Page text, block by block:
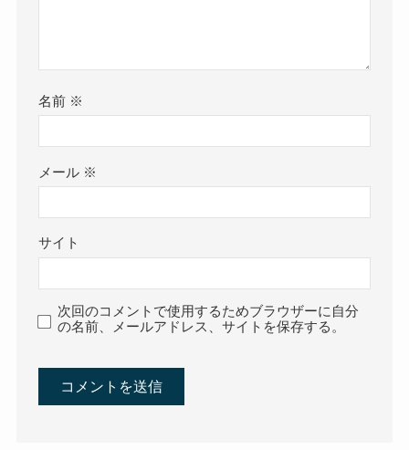
名前 ※
メール ※
サイト
次回のコメントで使用するためブラウザーに自分
の名前、メールアドレス、サイトを保存する。